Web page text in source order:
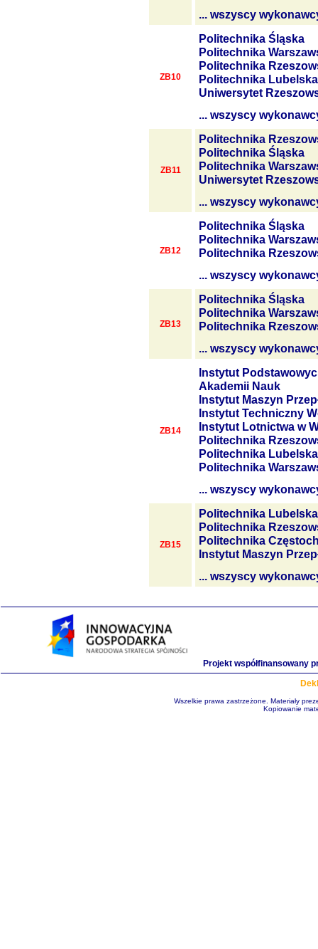
... wszyscy
ZB10
Politechnika Śląska
Politechnika
Politechnika
Politechnika Lubelska
Uniwersytet
... wszyscy
ZB11
Politechnika
Politechnika Śląska
Politechnika
Uniwersytet
... wszyscy
ZB12
Politechnika Śląska
Politechnika
Politechnika
... wszyscy
ZB13
Politechnika Śląska
Politechnika
Politechnika
... wszyscy
ZB14
Instytut
Akademii Nauk
Instytut Maszyn
Instytut Techniczny
Instytut Lotnictwa w
Politechnika
Politechnika Lubelska
Politechnika
... wszyscy
ZB15
Politechnika Lubelska
Politechnika
Politechnika
Instytut Maszyn
... wszyscy
Projekt współfinansowany
Wszelkie prawa zastrzeżone. Materiały
Kopiowanie